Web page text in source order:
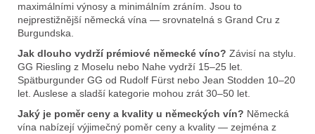
maximálními výnosy a minimálním zráním. Jsou to
nejprestižnější německá vína — srovnatelná s Grand Cru z
Burgundska.
Jak dlouho vydrží prémiové německé víno? Závisí na stylu.
GG Riesling z Moselu nebo Nahe vydrží 15–25 let.
Spätburgunder GG od Rudolf Fürst nebo Jean Stodden 10–20
let. Auslese a sladší kategorie mohou zrát 30–50 let.
Jaký je poměr ceny a kvality u německých vín? Německá
vína nabízejí výjimečný poměr ceny a kvality — zejména z